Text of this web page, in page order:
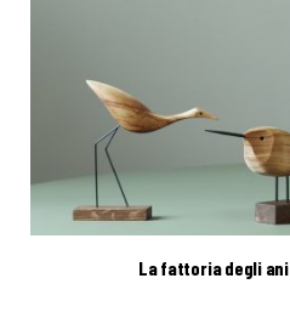
La fattoria degli